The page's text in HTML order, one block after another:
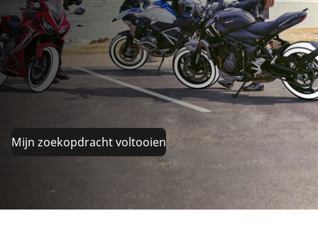
Mijn zoekopdracht voltooien